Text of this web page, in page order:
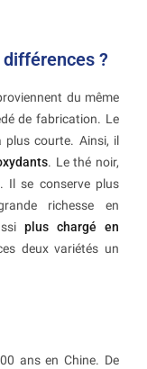
?
du même
de fabrication. Le
courte. Ainsi, il
. Le thé noir,
Il se conserve plus
richesse en
plus chargé en
deux variétés un
ans en Chine. De